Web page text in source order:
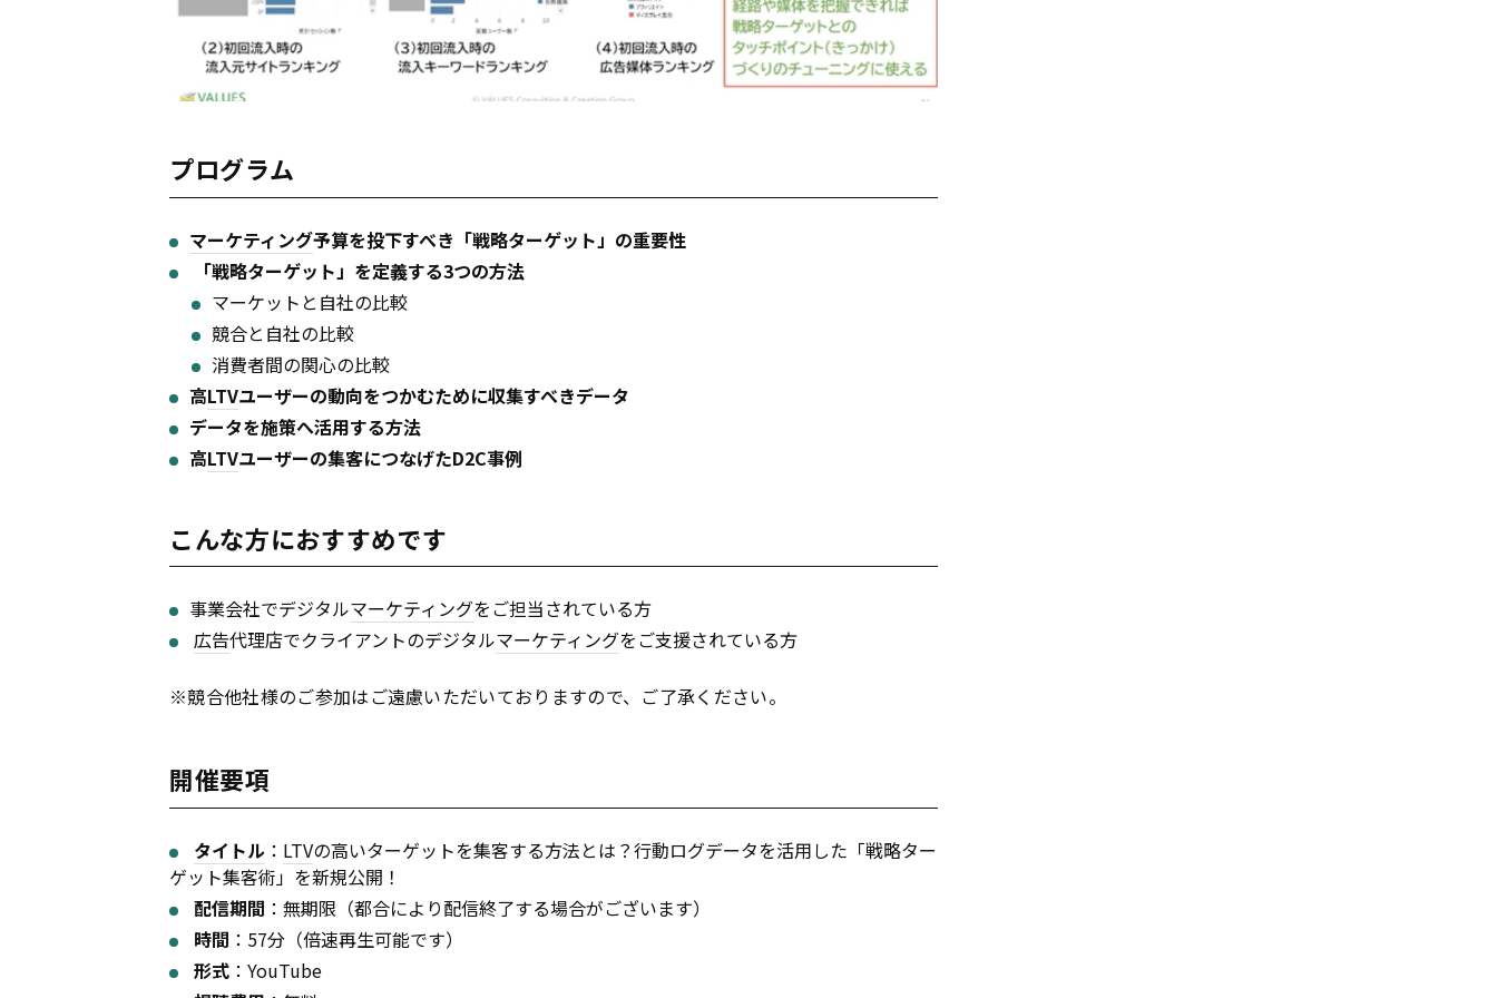
プログラム
マーケティング予算を投下すべき「戦略ターゲット」の重要性
「戦略ターゲット」を定義する3つの方法
マーケットと自社の比較
競合と自社の比較
消費者間の関心の比較
高LTVユーザーの動向をつかむために収集すべきデータ
データを施策へ活用する方法
高LTVユーザーの集客につなげたD2C事例
こんな方におすすめです
事業会社でデジタルマーケティングをご担当されている方
広告代理店でクライアントのデジタルマーケティングをご支援されている方
※競合他社様のご参加はご遠慮いただいておりますので、ご了承ください。
開催要項
タイトル ： LTVの高いターゲットを集客する方法とは？行動ログデータを活用した「戦略ター
ゲット集客術」を新規公開！
配信期間 ：無期限（都合により配信終了する場合がございます）
時間 ：57分（倍速再生可能です）
形式 ：YouTube